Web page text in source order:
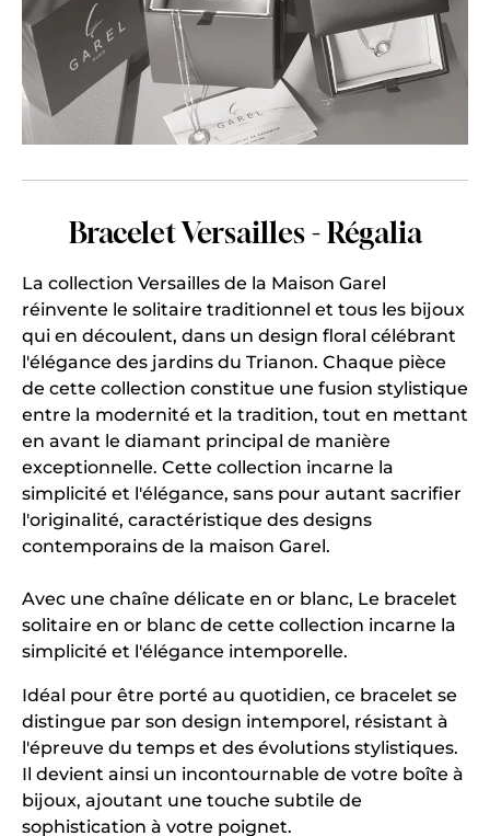
Bracelet Versailles - Régalia
La collection Versailles de la Maison Garel
réinvente le solitaire traditionnel et tous les bijoux
qui en découlent, dans un design floral célébrant
l'élégance des jardins du Trianon. Chaque pièce
de cette collection constitue une fusion stylistique
entre la modernité et la tradition, tout en mettant
en avant le diamant principal de manière
exceptionnelle. Cette collection incarne la
simplicité et l'élégance, sans pour autant sacrifier
l'originalité, caractéristique des designs
contemporains de la maison Garel.
Avec une chaîne délicate en or blanc, Le bracelet
solitaire en or blanc de cette collection incarne la
simplicité et l'élégance intemporelle.
Idéal pour être porté au quotidien, ce bracelet se
distingue par son design intemporel, résistant à
l'épreuve du temps et des évolutions stylistiques.
Il devient ainsi un incontournable de votre boîte à
bijoux, ajoutant une touche subtile de
sophistication à votre poignet.